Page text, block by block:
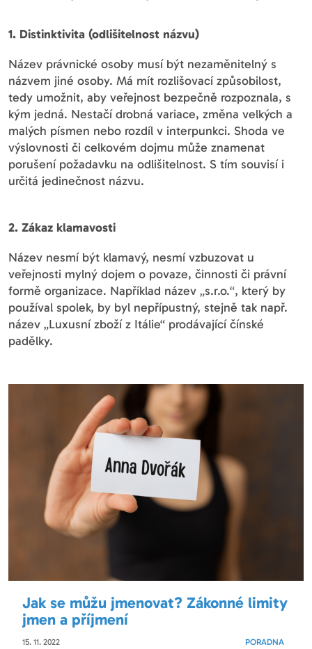
1. Distinktivita (odlišitelnost názvu)
Název právnické osoby musí být nezaměnitelný s
názvem jiné osoby. Má mít rozlišovací způsobilost,
tedy umožnit, aby veřejnost bezpečně rozpoznala, s
kým jedná. Nestačí drobná variace, změna velkých a
malých písmen nebo rozdíl v interpunkci. Shoda ve
výslovnosti či celkovém dojmu může znamenat
porušení požadavku na odlišitelnost. S tím souvisí i
určitá jedinečnost názvu.
2. Zákaz klamavosti
Název nesmí být klamavý, nesmí vzbuzovat u
veřejnosti mylný dojem o povaze, činnosti či právní
formě organizace. Například název „s.r.o.“, který by
používal spolek, by byl nepřípustný, stejně tak např.
název „Luxusní zboží z Itálie“ prodávající čínské
padělky.
Jak se můžu jmenovat? Zákonné limity
jmen a příjmení
15. 11. 2022 PORADNA